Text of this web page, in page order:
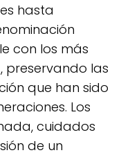
hasta
con los más
preservando las
que han sido
Los
cuidados
de un